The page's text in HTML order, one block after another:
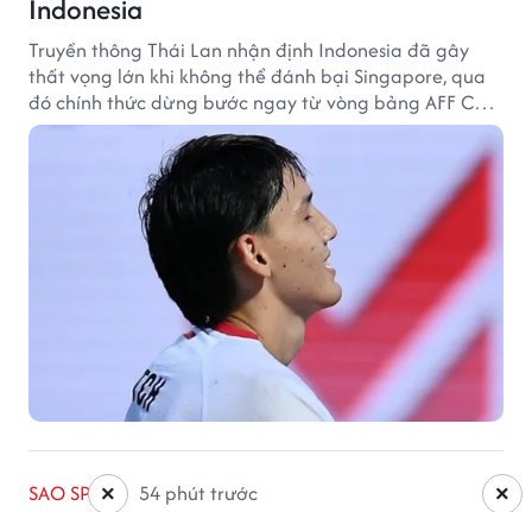
Indonesia
Truyền thông Thái Lan nhận định Indonesia đã gây
thất vọng lớn khi không thể đánh bại Singapore, qua
đó chính thức dừng bước ngay từ vòng bảng AFF Cup
2026.
SAO SPORT 54 phút trước ×
×